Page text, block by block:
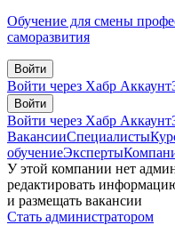
Обучение для смены
саморазвития
Войти
Войти через Хабр Аккаунт
Войти
Войти через Хабр Аккаунт
ВакансииСпециалисты
обучениеЭксперты
У этой компании нет
редактировать
и размещать вакансии
Стать администратором